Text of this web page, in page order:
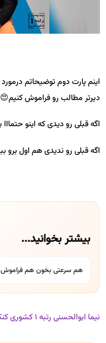
اینم پارت دوم توضیحاتم
دیرتر مطالب رو فراموش کنیم😍
اگه قبلی رو دیدی که اینو
اگه قبلی رو ندیدی هم اول برو
بیشتر بخوانید...
هم سرعتی بخون هم
نیما ابوالحسنی رتبه 1 کشوری کنکور 1400